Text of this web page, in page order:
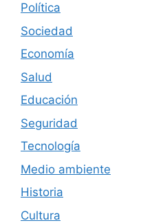
Política
Sociedad
Economía
Salud
Educación
Seguridad
Tecnología
Medio ambiente
Historia
Cultura